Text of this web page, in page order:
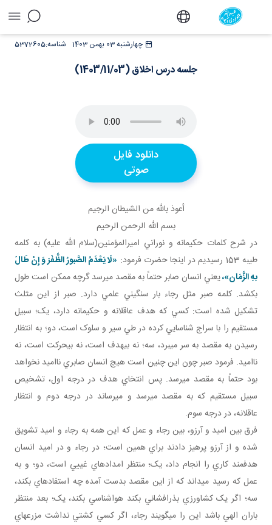
جلسه درس اخلاق (1403/11/03) - دفتر چهارشنبه 03 بهمن 1403 5372605شناسه:
جلسه درس اخلاق (1403/11/03)
دانلود فایل
صوتی
أعوذ بالله من الشيطان الرجيم
بسم الله الرحمن الرحيم
در شرح کلمات حکيمانه و نوراني اميرالمؤمنين(سلام الله عليه) به کلمه
طيبه 153 رسيديم در اينجا حضرت فرمود:
«لَا يَعْدَمُ الصَّبورُ الظَّفَرَ وَ إِنْ طَالَ
بهِ الزَّمَان‏»،يعني انسان صابر حتماً به مقصد مي رسد گرچه ممکن است طول
بکشد. کلمه صبر مثل رجاء بار سنگيني علمي دارد. صبر از اين مثلث
تشکيل شده است: کسي که هدف عاقلانه و حکيمانه دارد، يک؛ سبيل
مستقيم را با سراج شناسايي کرده در طي سير و سلوک است، دو؛ به انتظار
رسيدن به مقصد به سر مي برد، سه؛ نه بي هدف است، نه بي حرکت است، نه
نااميد. فرمود صبر چون اين چنين است هيچ انسان صابري نااميد نخواهد
بود حتماً به مقصد مي رسد. پس انتخاي هدف در درجه اول، تشخيص
سبيل مستقيم که به مقصد مي رسد و مي رساند در درجه دوم و انتظار
عاقلانه، در درجه سوم.
فرق بين اميد و آرزو، بين رجاء و عمل که اين همه به رجاء و اميد تشويق
شده و از آرزو پرهيز دادند براي همين است؛ در رجاء و در اميد انسان
هدفمند کاري را انجام داد، يک؛ منتظر امدادهاي غييي است، دو؛ و به
عمل که رسيد مي داند که از اين مقصد بدست آمده چه استفاده اي بکند،
سه؛ اگر يک کشاورزي بذرافشاني بکند هواشناسي بکند، يک؛ بعد منتظر
باران الهي باشد اين را مي گويند رجاء، اگر کسي کشتي نداشت مزرعه اي